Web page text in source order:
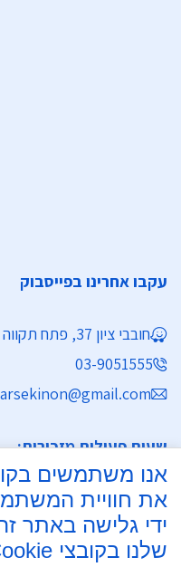
עקבו אחרינו בפייסבוק
חובבי ציון 37, פתח תקווה
03-9051555
שעות פעילות מזכירות:
ימים א' - ה' 8:30 - 16:30
מחלקת נישואין
את חוויית
ידי גלישה באתר
שלנו בקובצי Cookie.